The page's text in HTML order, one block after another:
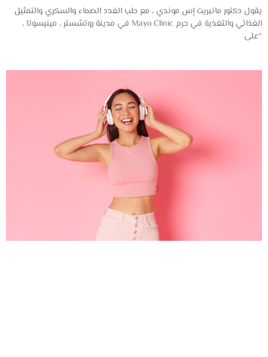
يقول دكتور مانبريت إس موندي ، مع طب الغدد الصماء والسكري والتمثيل
الغذائي والتغذية في حرم Mayo Clinic في مدينة روتشستر ، مينيسوتا ،
“على